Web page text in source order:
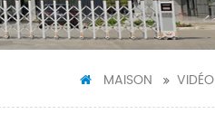
MAISON VIDÉO